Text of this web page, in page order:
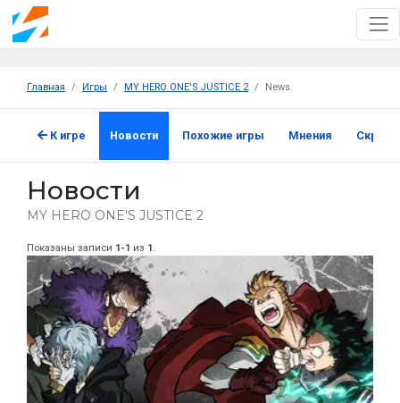
Главная Игры MY HERO ONE'S JUSTICE 2 News
К игре Новости Похожие игры Мнения
Новости
MY HERO ONE'S JUSTICE 2
Показаны записи 1-1 из 1.